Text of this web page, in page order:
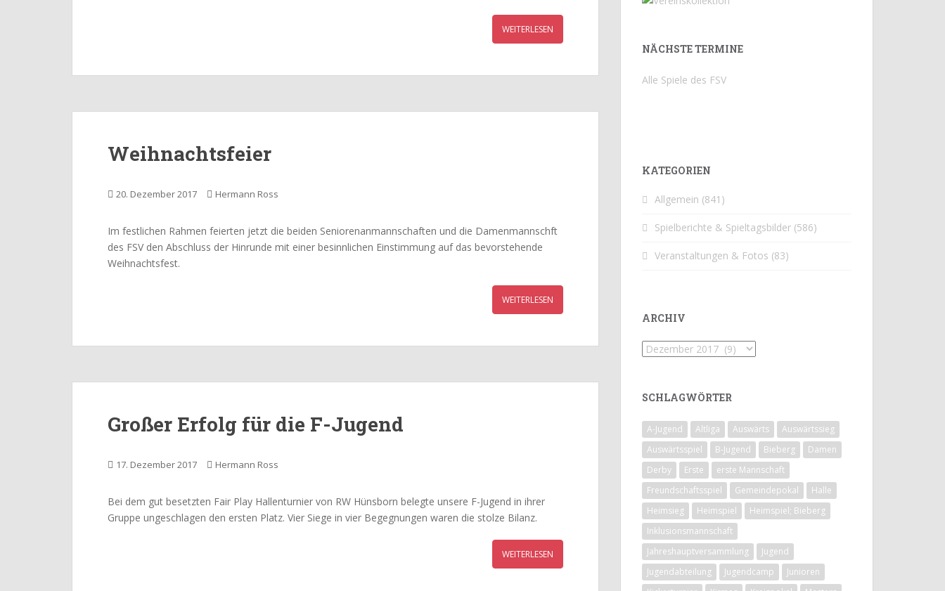
WEITERLESEN
Weihnachtsfeier
20. Dezember 2017 Hermann Ross
Im festlichen Rahmen feierten jetzt die beiden Seniorenanmannschaften und die Damenmannschft
des FSV den Abschluss der Hinrunde mit einer besinnlichen Einstimmung auf das bevorstehende
Weihnachtsfest.
WEITERLESEN
Großer Erfolg für die F-Jugend
17. Dezember 2017 Hermann Ross
Bei dem gut besetzten Fair Play Hallenturnier von RW Hünsborn belegte unsere F-Jugend in ihrer
Gruppe ungeschlagen den ersten Platz. Vier Siege in vier Begegnungen waren die stolze Bilanz.
WEITERLESEN
NÄCHSTE TERMINE
Alle Spiele des FSV
KATEGORIEN
Allgemein (841)
Spielberichte & Spieltagsbilder (586)
Veranstaltungen & Fotos (83)
ARCHIV
Archiv
SCHLAGWÖRTER
A-Jugend Altliga Auswärts
Auswärtssieg
Auswärtsspiel
B-Jugend Bieberg
Damen
Derby
Erste
erste Mannschaft
Freundschaftsspiel
Gemeindepokal
Halle
Heimsieg
Heimspiel
Heimspiel; Bieberg
Inklusionsmannschaft
Jahreshauptversammlung
Jugend
Jugendabteilung
Jugendcamp
Junioren